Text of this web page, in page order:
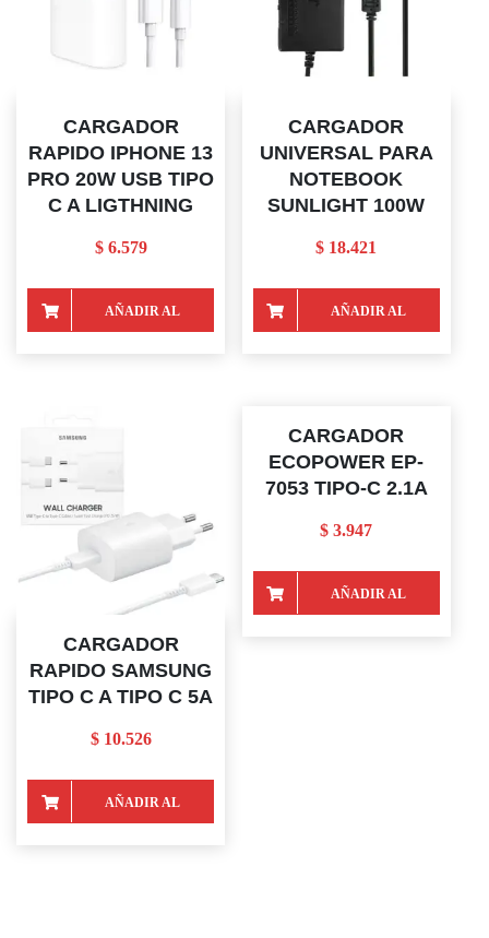
CARGADOR
RAPIDO IPHONE 13
PRO 20W USB TIPO
C A LIGTHNING
$6.579
AÑADIR AL
CARGADOR
UNIVERSAL PARA
NOTEBOOK
SUNLIGHT 100W
$ 18.421
AÑADIR AL
CARGADOR
RAPIDO SAMSUNG
TIPO C A TIPO C 5A
$10.526
AÑADIR AL
CARGADOR
ECOPOWER EP-
7053 TIPO-C 2.1A
$ 3.947
AÑADIR AL